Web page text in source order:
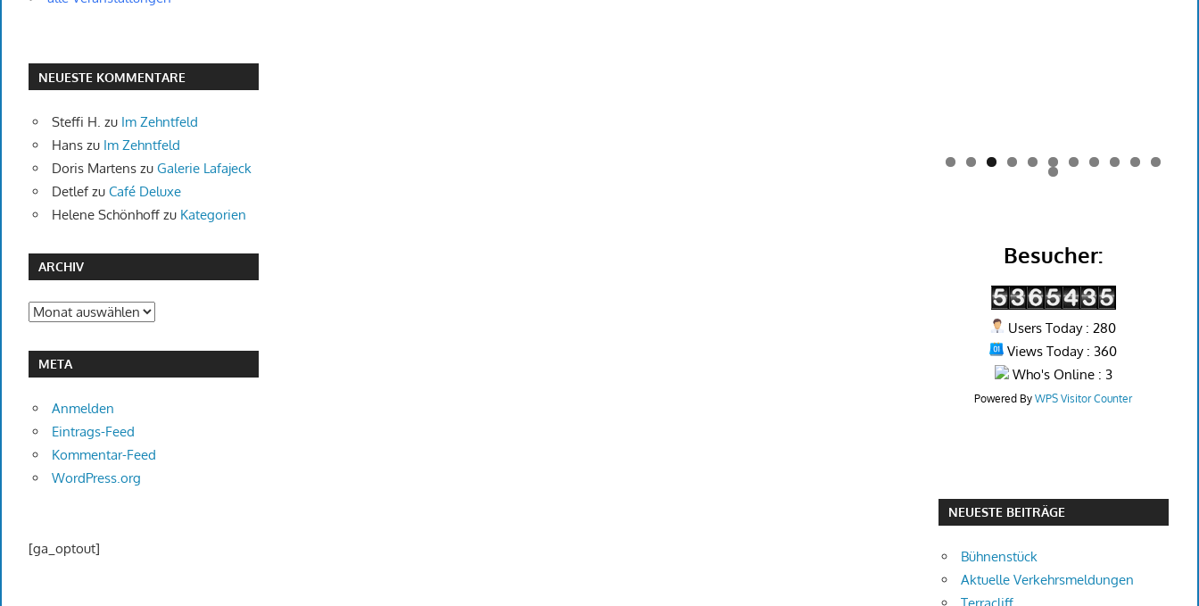
NEUESTE KOMMENTARE
Steffi H. zu Im Zehntfeld
Hanszu Im Zehntfeld
Doris Martenszu Galerie Lafajeck
Detlefzu Café Deluxe
Helene Schönhoffzu Kategorien
ARCHIV
Archiv
META
Anmelden
Eintrags-Feed
Kommentar-Feed
WordPress.org
[ga_optout]
0 1
2
Besucher:
Users Today : 280
Views Today : 360
Who's Online : 3
Powered ByWPS Visitor Counter
NEUESTE BEITRÄGE
Bühnenstück
Aktuelle Verkehrsmeldungen